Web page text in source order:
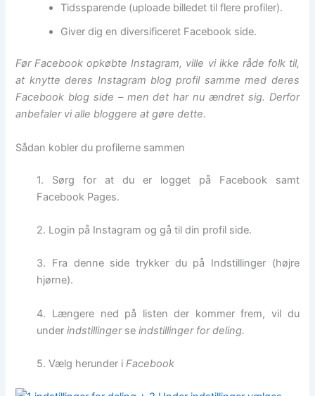
Tidssparende (uploade billedet til flere profiler).
Giver dig en diversificeret Facebook side.
Før Facebook opkøbte Instagram, ville vi ikke råde folk til,
at knytte deres Instagram blog profil samme med deres
Facebook blog side – men det har nu ændret sig. Derfor
anbefaler vi alle bloggere at gøre dette.
Sådan kobler du profilerne sammen
1. Sørg for at du er logget på Facebook samt
Facebook Pages.
2. Login på Instagram og gå til din profil side.
3. Fra denne side trykker du på Indstillinger (højre
hjørne).
4. Længere ned på listen der kommer frem, vil du
underindstillinger seindstillinger for deling.
5. Vælg herunder iFacebook